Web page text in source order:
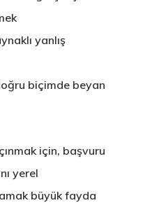
yanlış
biçimde beyan
için, başvuru
yerel
büyük fayda